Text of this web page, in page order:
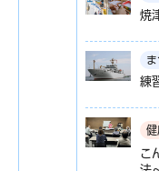
焼
練
健
こ